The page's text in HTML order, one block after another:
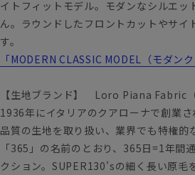
イトフィットモデル。モダンなシルエ
ん。ラウンドしたフロントカットやサ
す。
「MODERN CLASSIC MODEL（モダン
【生地ブランド】 Loro Piana Fabric（
1936年にイタリアのクアローナで創業
品質の生地を取り扱い、業界でも特権的
「365」の名前のとおり、365日=1年間
クション。SUPER130'sの細く長い原毛